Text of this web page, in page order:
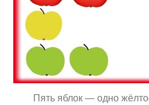
Пять яблок — одно